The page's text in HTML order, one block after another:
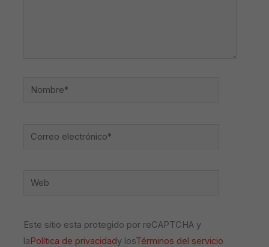
Nombre*
Correo
Web
Este sitio esta protegido por reCAPTCHA y
laPolítica de privacidady losTérminos del servicio